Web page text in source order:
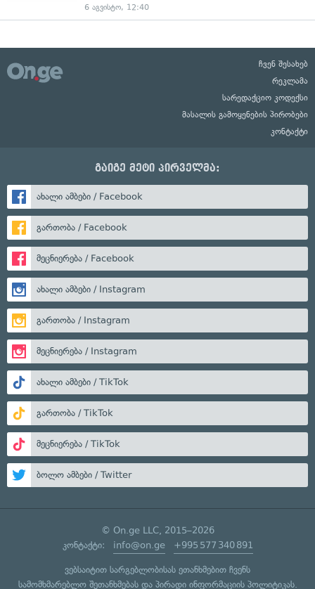
6 აგვისტო, 12:40
ჩვენ შესახებ
რეკლამა
სარედაქციო კოდექსი
მასალის გამოყენების პირობები
კონტაქტი
გაიგე მეტი პირველმა:
ახალი ამბები / Facebook
გართობა / Facebook
მეცნიერება / Facebook
ახალი ამბები / Instagram
გართობა / Instagram
მეცნიერება / Instagram
ახალი ამბები / TikTok
გართობა / TikTok
მეცნიერება / TikTok
ბოლო ამბები / Twitter
© On.ge LLC, 2015–2026
კონტაქტი: info@on.ge +995 577 340 891
ვებსაიტით სარგებლობისას ეთანხმებით ჩვენს
სამომხმარებლო შეთანხმებასდა პირადი ინფორმაციის პოლიტიკას.